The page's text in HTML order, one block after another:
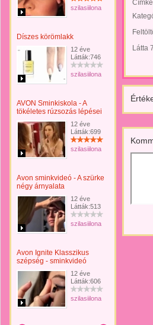
szilasiilona
Díszes körömlakk
12 éve
Látták:746
szilasiilona
AVON Sminkiskola - A
tökéletes rúzsozás lépései
12 éve
Látták:699
szilasiilona
Avon sminkvideó - A szürke
négy árnyalata
12 éve
Látták:513
szilasiilona
Avon Ignite Klasszikus
szépség - sminkvideó
12 éve
Látták:606
szilasiilona
Látta